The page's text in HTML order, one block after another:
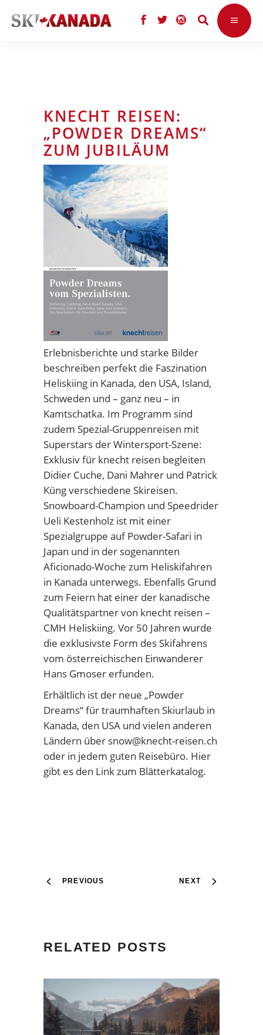
KNECHT REISEN:
„POWDER DREAMS“
ZUM JUBILÄUM
Erlebnisberichte und starke Bilder
beschreiben perfekt die Faszination
Heliskiing in Kanada, den USA, Island,
Schweden und – ganz neu – in
Kamtschatka. Im Programm sind
zudem Spezial-Gruppenreisen mit
Superstars der Wintersport-Szene:
Exklusiv für knecht reisen begleiten
Didier Cuche, Dani Mahrer und Patrick
Küng verschiedene Skireisen.
Snowboard-Champion und Speedrider
Ueli Kestenholz ist mit einer
Spezialgruppe auf Powder-Safari in
Japan und in der sogenannten
Aficionado-Woche zum Heliskifahren
in Kanada unterwegs. Ebenfalls Grund
zum Feiern hat einer der kanadische
Qualitätspartner von knecht reisen –
CMH Heliskiing. Vor 50 Jahren wurde
die exklusivste Form des Skifahrens
vom österreichischen Einwanderer
Hans Gmoser erfunden.
Erhältlich ist der neue „Powder
Dreams“ für traumhaften Skiurlaub in
Kanada, den USA und vielen anderen
Ländern über snow@knecht-reisen.ch
oder in jedem guten Reisebüro. Hier
gibt es den Link zum Blätterkatalog.
PREVIOUS NEXT
RELATED POSTS